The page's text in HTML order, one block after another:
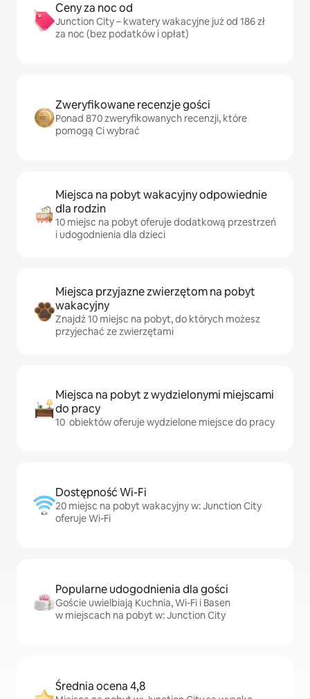
Ceny za noc od
Junction City – kwatery wakacyjne już od 186 zł
za noc (bez podatków i opłat)
Zweryfikowane recenzje gości
Ponad 870 zweryfikowanych recenzji, które
pomogą Ci wybrać
Miejsca na pobyt wakacyjny odpowiednie
dla rodzin
10 miejsc na pobyt oferuje dodatkową przestrzeń
i udogodnienia dla dzieci
Miejsca przyjazne zwierzętom na pobyt
wakacyjny
Znajdź 10 miejsc na pobyt, do których możesz
przyjechać ze zwierzętami
Miejsca na pobyt z wydzielonymi miejscami
do pracy
10 obiektów oferuje wydzielone miejsce do pracy
Dostępność Wi-Fi
20 miejsc na pobyt wakacyjny w: Junction City
oferuje Wi-Fi
Popularne udogodnienia dla gości
Goście uwielbiają Kuchnia, Wi-Fi i Basen
w miejscach na pobyt w: Junction City
Średnia ocena 4,8